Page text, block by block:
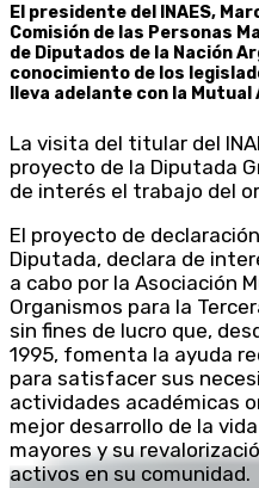
El presidente del INAES,
Comisión de las Personas
de Diputados de la Nación
conocimiento de los
lleva adelante con la Mutual
La visita del titular del
proyecto de la Diputada
de interés el trabajo del
El proyecto de
Diputada, declara de
a cabo por la Asociación
Organismos para la
sin fines de lucro que,
1995, fomenta la ayuda
para satisfacer sus
actividades académicas
mejor desarrollo de la
mayores y su
activos en su comunidad.